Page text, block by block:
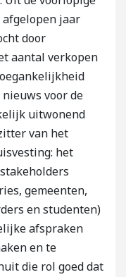
jaar
door
aantal verkopen
voor de
uitwonend
van het
het
gemeenten,
en studenten)
afspraken
en te
die rol goed dat